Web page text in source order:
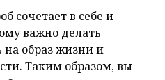
сочетает в себе и
важно делать
на образ жизни и
Таким образом, вы